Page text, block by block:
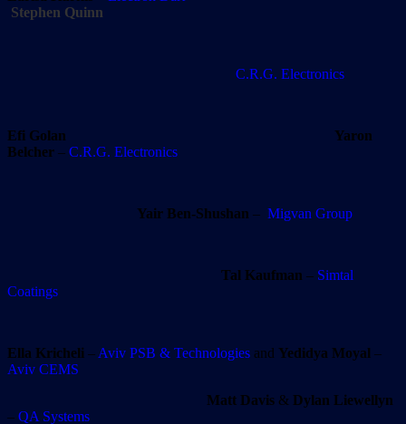
Stephen Quinn
C.R.G. Electronics
Efi Golan
Yaron
Belcher – C.R.G. Electronics
Yair Ben-Shushan – Migvan Group
Tal Kaufman – Simtal
Coatings
Ella Kricheli – Aviv PSB & Technologies and Yedidya Moyal –
Aviv CEMS
Matt Davis & Dylan Liewellyn
– QA Systems